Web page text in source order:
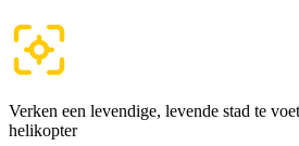
Verken een levendige, levende stad te
helikopter